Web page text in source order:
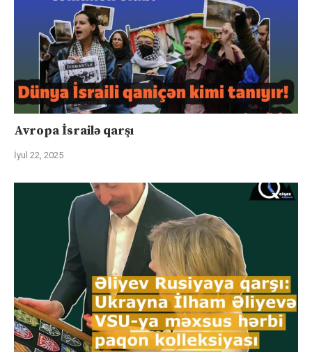
Avropa İsrailə qarşı
İyul 22, 2025